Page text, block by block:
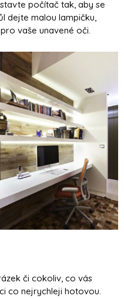
počítač tak, aby se
dejte malou lampičku,
vaše unavené oči.
či cokoliv, co vás
co nejrychleji hotovou.